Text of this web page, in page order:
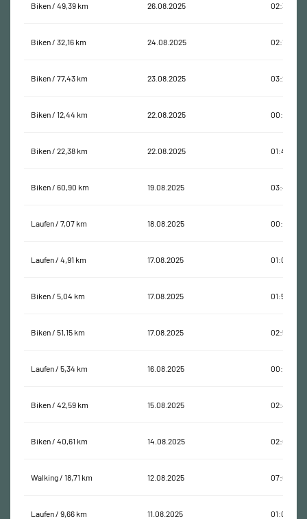
Biken / 49,39 km 26.08.2025 02:38:14
Biken / 32,16 km 24.08.2025 02:11:01
Biken / 77,43 km 23.08.2025 03:21:34
Biken / 12,44 km 22.08.2025 00:45:11
Biken / 22,38 km 22.08.2025 01:49:24
Biken / 60,90 km 19.08.2025 03:47:35
Laufen / 7,07 km 18.08.2025 00:45:42
Laufen / 4,91 km 17.08.2025 01:04:26
Biken / 5,04 km 17.08.2025 01:55:09
Biken / 51,15 km 17.08.2025 02:56:12
Laufen / 5,34 km 16.08.2025 00:48:51
Biken / 42,59 km 15.08.2025 02:47:20
Biken / 40,61 km 14.08.2025 02:08:29
Walking / 18,71 km 12.08.2025 07:08:21
Laufen / 9,66 km 11.08.2025 01:08:33